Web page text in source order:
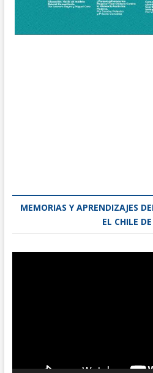
MEMORIAS Y APRENDIZAJES
EL CHILE